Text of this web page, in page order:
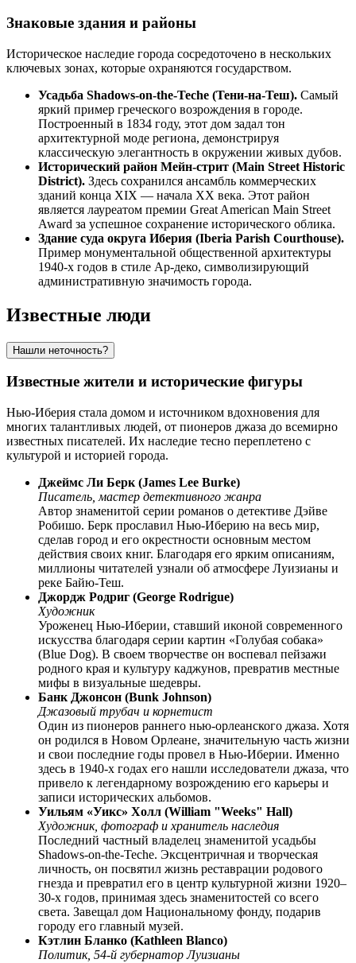
Знаковые здания и районы
Историческое наследие города сосредоточено в нескольких
ключевых зонах, которые охраняются государством.
Усадьба Shadows-on-the-Teche (Тени-на-Теш). Самый
яркий пример греческого возрождения в городе.
Построенный в 1834 году, этот дом задал тон
архитектурной моде региона, демонстрируя
классическую элегантность в окружении живых дубов.
Исторический район Мейн-стрит (Main Street Historic
District). Здесь сохранился ансамбль коммерческих
зданий конца XIX — начала XX века. Этот район
является лауреатом премии Great American Main Street
Award за успешное сохранение исторического облика.
Здание суда округа Иберия (Iberia Parish Courthouse).
Пример монументальной общественной архитектуры
1940-х годов в стиле Ар-деко, символизирующий
административную значимость города.
Известные люди
Нашли неточность?
Известные жители и исторические фигуры
Нью-Иберия стала домом и источником вдохновения для
многих талантливых людей, от пионеров джаза до всемирно
известных писателей. Их наследие тесно переплетено с
культурой и историей города.
Джеймс Ли Берк (James Lee Burke)
Писатель, мастер детективного жанра
Автор знаменитой серии романов о детективе Дэйве
Робишо. Берк прославил Нью-Иберию на весь мир,
сделав город и его окрестности основным местом
действия своих книг. Благодаря его ярким описаниям,
миллионы читателей узнали об атмосфере Луизианы и
реке Байю-Теш.
Джордж Родриг (George Rodrigue)
Художник
Уроженец Нью-Иберии, ставший иконой современного
искусства благодаря серии картин «Голубая собака»
(Blue Dog). В своем творчестве он воспевал пейзажи
родного края и культуру каджунов, превратив местные
мифы в визуальные шедевры.
Банк Джонсон (Bunk Johnson)
Джазовый трубач и корнетист
Один из пионеров раннего нью-орлеанского джаза. Хотя
он родился в Новом Орлеане, значительную часть жизни
и свои последние годы провел в Нью-Иберии. Именно
здесь в 1940-х годах его нашли исследователи джаза, что
привело к легендарному возрождению его карьеры и
записи исторических альбомов.
Уильям «Уикс» Холл (William "Weeks" Hall)
Художник, фотограф и хранитель наследия
Последний частный владелец знаменитой усадьбы
Shadows-on-the-Teche. Эксцентричная и творческая
личность, он посвятил жизнь реставрации родового
гнезда и превратил его в центр культурной жизни 1920–
30-х годов, принимая здесь знаменитостей со всего
света. Завещал дом Национальному фонду, подарив
городу его главный музей.
Кэтлин Бланко (Kathleen Blanco)
Политик, 54-й губернатор Луизианы